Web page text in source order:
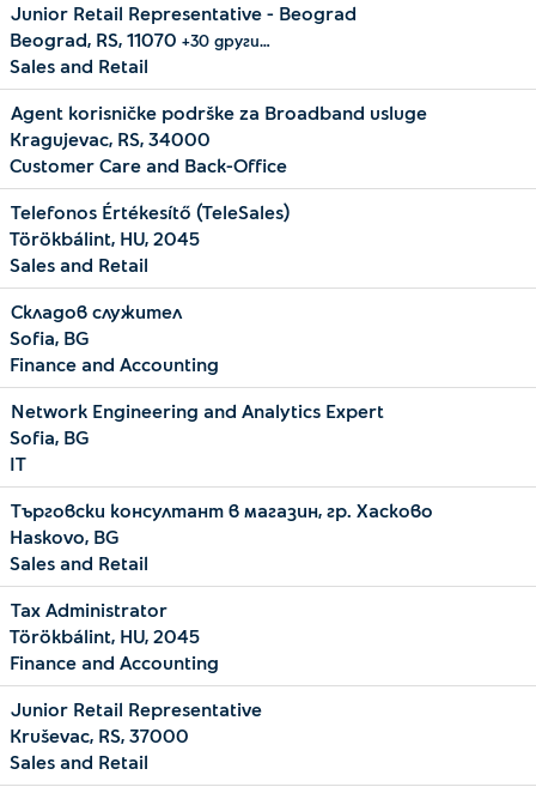
Junior Retail Representative - Beograd
Beograd, RS, 11070 +30 други…
Sales and Retail
Agent korisničke podrške za Broadband usluge
Kragujevac, RS, 34000
Customer Care and Back-Office
Telefonos Értékesítő (TeleSales)
Törökbálint, HU, 2045
Sales and Retail
Складов служител
Sofia, BG
Finance and Accounting
Network Engineering and Analytics Expert
Sofia, BG
IT
Търговски консултант в магазин, гр. Хасково
Haskovo, BG
Sales and Retail
Tax Administrator
Törökbálint, HU, 2045
Finance and Accounting
Junior Retail Representative
Kruševac, RS, 37000
Sales and Retail